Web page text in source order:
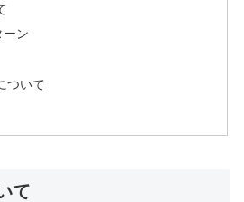
ーン
ついて
て